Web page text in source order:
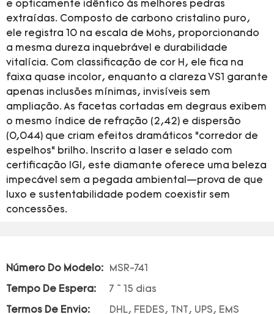
e opticamente idêntico às melhores pedras
extraídas. Composto de carbono cristalino puro,
ele registra 10 na escala de Mohs, proporcionando
a mesma dureza inquebrável e durabilidade
vitalícia. Com classificação de cor H, ele fica na
faixa quase incolor, enquanto a clareza VS1 garante
apenas inclusões mínimas, invisíveis sem
ampliação. As facetas cortadas em degraus exibem
o mesmo índice de refração (2,42) e dispersão
(0,044) que criam efeitos dramáticos “corredor de
espelhos” brilho. Inscrito a laser e selado com
certificação IGI, este diamante oferece uma beleza
impecável sem a pegada ambiental—prova de que
luxo e sustentabilidade podem coexistir sem
concessões.
Número Do Modelo: MSR-741
Tempo De Espera: 7 ~ 15 dias
Termos De Envio: DHL, FEDES, TNT, UPS, EMS